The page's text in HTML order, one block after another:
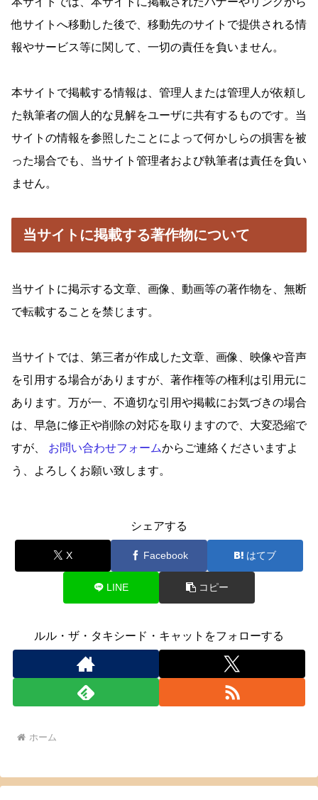
他サイトへ移動した後で、移動先のサイトで提供される情
報やサービス等に関して、一切の責任を負いません。
本サイトで掲載する情報は、管理人または管理人が依頼し
た執筆者の個人的な見解をユーザに共有するものです。当
サイトの情報を参照したことによって何かしらの損害を被
った場合でも、当サイト管理者および執筆者は責任を負い
ません。
当サイトに掲載する著作物について
当サイトに掲示する文章、画像、動画等の著作物を、無断
で転載することを禁じます。
当サイトでは、第三者が作成した文章、画像、映像や音声
を引用する場合がありますが、著作権等の権利は引用元に
あります。万が一、不適切な引用や掲載にお気づきの場合
は、早急に修正や削除の対応を取りますので、大変恐縮で
すが、
お問い合わせフォームからご連絡くださいますよ
う、よろしくお願い致します。
シェアする
X Facebook はてブ
LINE コピー
ルル・ザ・タキシード・キャットをフォローする
ホーム